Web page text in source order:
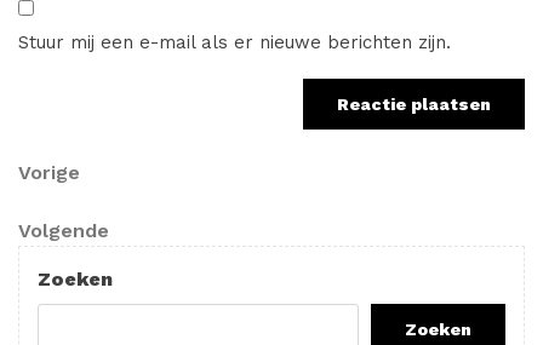
Stuur mij een e-mail als er nieuwe berichten zijn.
Berichtnavigatie
Vorig
Vorige
Volgend
bericht
Volgende
Zoeken
Zoeken